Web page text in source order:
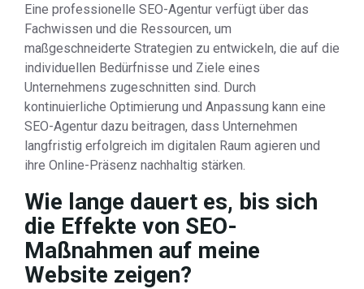
Eine professionelle SEO-Agentur verfügt über das
Fachwissen und die Ressourcen, um
maßgeschneiderte Strategien zu entwickeln, die auf die
individuellen Bedürfnisse und Ziele eines
Unternehmens zugeschnitten sind. Durch
kontinuierliche Optimierung und Anpassung kann eine
SEO-Agentur dazu beitragen, dass Unternehmen
langfristig erfolgreich im digitalen Raum agieren und
ihre Online-Präsenz nachhaltig stärken.
Wie lange dauert es, bis sich
die Effekte von SEO-
Maßnahmen auf meine
Website zeigen?